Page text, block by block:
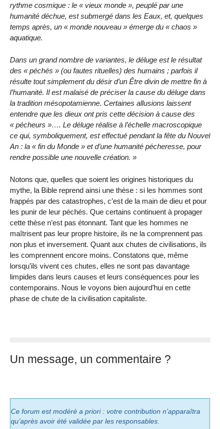
rythme cosmique : le « vieux monde », peuplé par une
humanité déchue, est submergé dans les Eaux, et, quelques
temps après, un « monde nouveau » émerge du « chaos »
aquatique.
Dans un grand nombre de variantes, le déluge est le résultat
des « péchés » (ou fautes rituelles) des humains ; parfois il
résulte tout simplement du désir d’un Être divin de mettre fin à
l’humanité. Il est malaisé de préciser la cause du déluge dans
la tradition mésopotamienne. Certaines allusions laissent
entendre que les dieux ont pris cette décision à cause des
« pécheurs »…. Le déluge réalise à l’échelle macroscopique
ce qui, symboliquement, est effectué pendant la fête du Nouvel
An : la « fin du Monde » et d’une humanité pécheresse, pour
rendre possible une nouvelle création. »
Notons que, quelles que soient les origines historiques du
mythe, la Bible reprend ainsi une thèse : si les hommes sont
frappés par des catastrophes, c’est de la main de dieu et pour
les punir de leur péchés. Que certains continuent à propager
cette thèse n’est pas étonnant. Tant que les hommes ne
maîtrisent pas leur propre histoire, ils ne la comprennent pas
non plus et inversement. Quant aux chutes de civilisations, ils
les comprennent encore moins. Constatons que, même
lorsqu’ils vivent ces chutes, elles ne sont pas davantage
limpides dans leurs causes et leurs conséquences pour les
contemporains. Nous le voyons bien aujourd’hui en cette
phase de chute de la civilisation capitaliste.
Un message, un commentaire ?
Ce forum est modéré a priori : votre contribution n’apparaîtra
qu’après avoir été validée par les responsables.